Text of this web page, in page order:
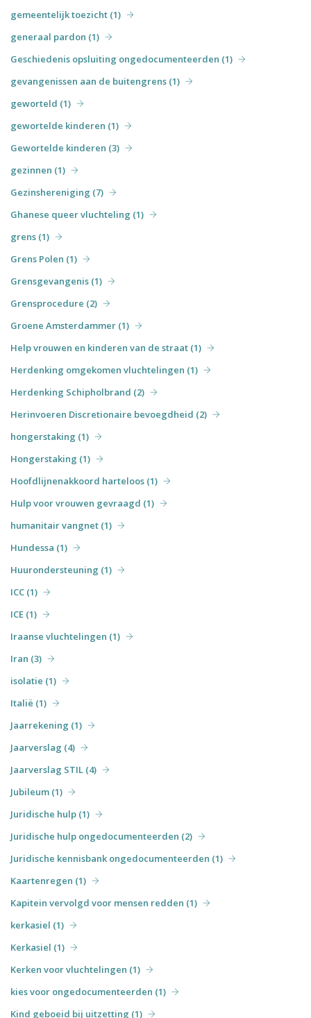
gemeentelijk toezicht (1)
generaal pardon (1)
Geschiedenis opsluiting ongedocumenteerden (1)
gevangenissen aan de buitengrens (1)
geworteld (1)
gewortelde kinderen (1)
Gewortelde kinderen (3)
gezinnen (1)
Gezinshereniging (7)
Ghanese queer vluchteling (1)
grens (1)
Grens Polen (1)
Grensgevangenis (1)
Grensprocedure (2)
Groene Amsterdammer (1)
Help vrouwen en kinderen van de straat (1)
Herdenking omgekomen vluchtelingen (1)
Herdenking Schipholbrand (2)
Herinvoeren Discretionaire bevoegdheid (2)
hongerstaking (1)
Hongerstaking (1)
Hoofdlijnenakkoord harteloos (1)
Hulp voor vrouwen gevraagd (1)
humanitair vangnet (1)
Hundessa (1)
Huurondersteuning (1)
ICC (1)
ICE (1)
Iraanse vluchtelingen (1)
Iran (3)
isolatie (1)
Italië (1)
Jaarrekening (1)
Jaarverslag (4)
Jaarverslag STIL (4)
Jubileum (1)
Juridische hulp (1)
Juridische hulp ongedocumenteerden (2)
Juridische kennisbank ongedocumenteerden (1)
Kaartenregen (1)
Kapitein vervolgd voor mensen redden (1)
kerkasiel (1)
Kerkasiel (1)
Kerken voor vluchtelingen (1)
kies voor ongedocumenteerden (1)
Kind geboeid bij uitzetting (1)